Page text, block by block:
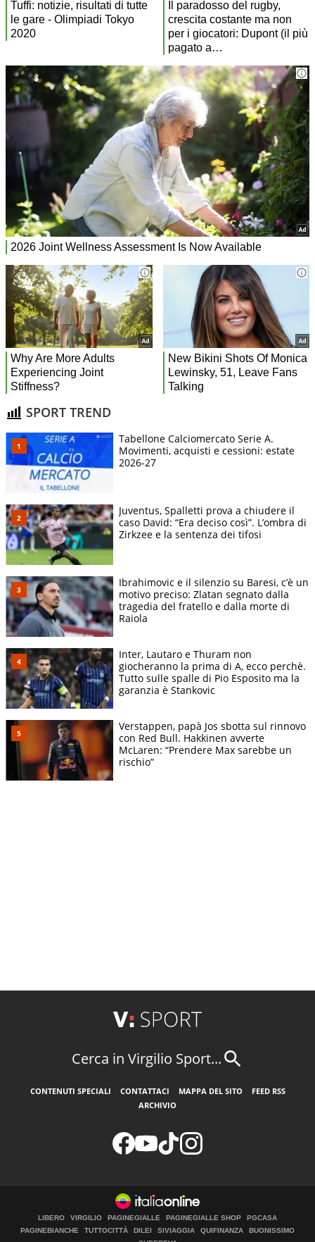
SPORT TREND
Tabellone Calciomercato Serie A.
Movimenti, acquisti e cessioni: estate
2026-27
Juventus, Spalletti prova a chiudere il
caso David: “Era deciso così”. L’ombra di
Zirkzee e la sentenza dei tifosi
Ibrahimovic e il silenzio su Baresi, c’è un
motivo preciso: Zlatan segnato dalla
tragedia del fratello e dalla morte di
Raiola
Inter, Lautaro e Thuram non
giocheranno la prima di A, ecco perchè.
Tutto sulle spalle di Pio Esposito ma la
garanzia è Stankovic
Verstappen, papà Jos sbotta sul rinnovo
con Red Bull. Hakkinen avverte
McLaren: “Prendere Max sarebbe un
rischio”
Cerca in Virgilio Sport...
CONTENUTI SPECIALI CONTATTACI MAPPA DEL SITO
FEED RSS
ARCHIVIO
LIBERO VIRGILIO PAGINEGIALLE PAGINEGIALLE SHOP
PGCASA
PAGINEBIANCHE
TUTTOCITTÀ DILEI SIVIAGGIA QUIFINANZA
BUONISSIMO